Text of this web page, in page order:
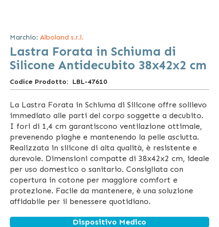
galleria
immagini
Marchio: Alboland s.r.l.
Lastra Forata in Schiuma di
Silicone Antidecubito 38x42x2 cm
Codice Prodotto LBL-47610
La Lastra Forata in Schiuma di Silicone offre sollievo
immediato alle parti del corpo soggette a decubito.
I fori di 1,4 cm garantiscono ventilazione ottimale,
prevenendo piaghe e mantenendo la pelle asciutta.
Realizzata in silicone di alta qualità, è resistente e
durevole. Dimensioni compatte di 38x42x2 cm, ideale
per uso domestico o sanitario. Consigliata con
copertura in cotone per maggiore comfort e
protezione. Facile da mantenere, è una soluzione
affidabile per il benessere quotidiano.
Dispositivo Medico